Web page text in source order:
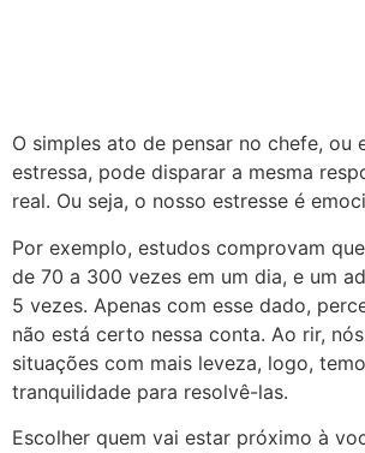
O simples ato de pensar no chefe, ou
estressa, pode disparar a mesma
real. Ou seja, o nosso estresse é
Por exemplo, estudos comprovam
de 70 a 300 vezes em um dia, e um
5 vezes. Apenas com esse dado,
não está certo nessa conta. Ao rir,
situações com mais leveza, logo,
tranquilidade para resolvê-las.
Escolher quem vai estar próximo à